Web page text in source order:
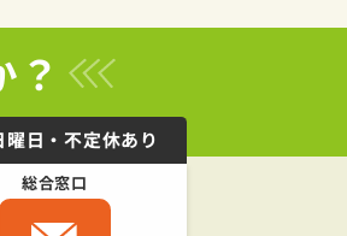
日・不定休あり
総合窓口